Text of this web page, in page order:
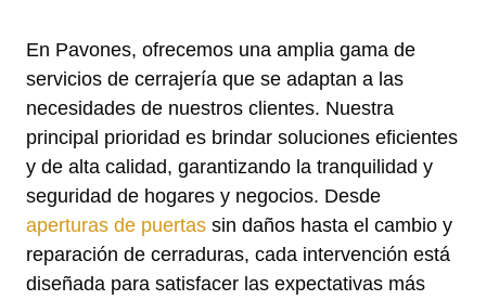
En Pavones, ofrecemos una amplia gama de
servicios de cerrajería que se adaptan a las
necesidades de nuestros clientes. Nuestra
principal prioridad es brindar soluciones eficientes
y de alta calidad, garantizando la tranquilidad y
seguridad de hogares y negocios. Desde
aperturas de puertas sin daños hasta el cambio y
reparación de cerraduras, cada intervención está
diseñada para satisfacer las expectativas más